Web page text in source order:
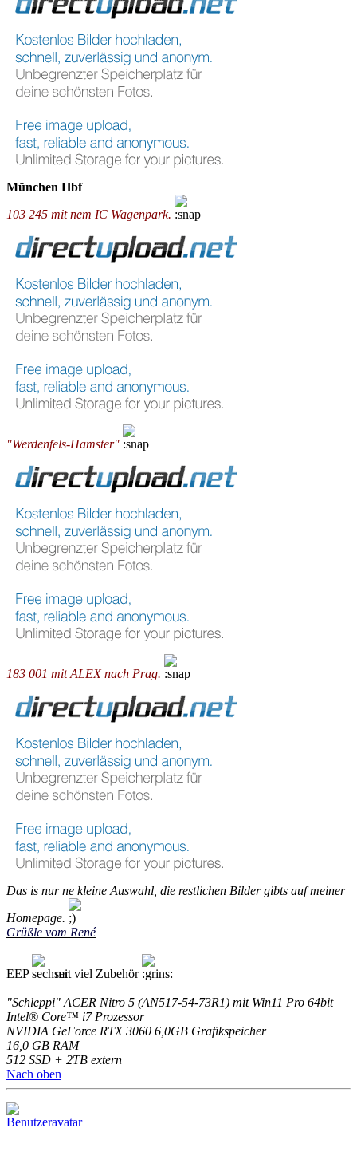
München Hbf
103 245 mit nem IC Wagenpark.
"Werdenfels-Hamster"
183 001 mit ALEX nach Prag.
Das is nur ne kleine Auswahl, die restlichen Bilder gibts auf meiner
Homepage.
Grüßle vom René
EEP mit viel Zubehör
"Schleppi" ACER Nitro 5 (AN517-54-73R1) mit Win11 Pro 64bit
Intel® Core™ i7 Prozessor
NVIDIA GeForce RTX 3060 6,0GB Grafikspeicher
16,0 GB RAM
512 SSD + 2TB extern
Nach oben